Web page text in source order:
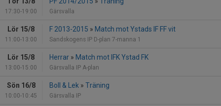
17:30-19:00 Gärsvalla
Lör 15/8
11:00-13:00
F 2013-2015 » Match mot Ystads IF FF vit
Sandskogens IP D-plan 7-manna 1
Lör 15/8
13:00-15:00
Herrar » Match mot IFK Ystad FK
Gärsvalla IP A-plan
Sön 16/8
10:00-10:45
Boll & Lek » Träning
Gärsvalla IP